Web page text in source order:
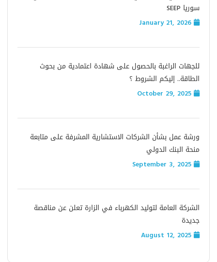
سوريا SEEP
للجهات الراغبة بالحصول على شهادة اعتمادية من بحوث
الطاقة.. إليكم الشروط ؟
ورشة عمل بشأن الشركات الاستشارية المشرفة على متابعة
منحة البنك الدولي
الشركة العامة لتوليد الكهرباء في الزارة تعلن عن مناقصة
جديدة